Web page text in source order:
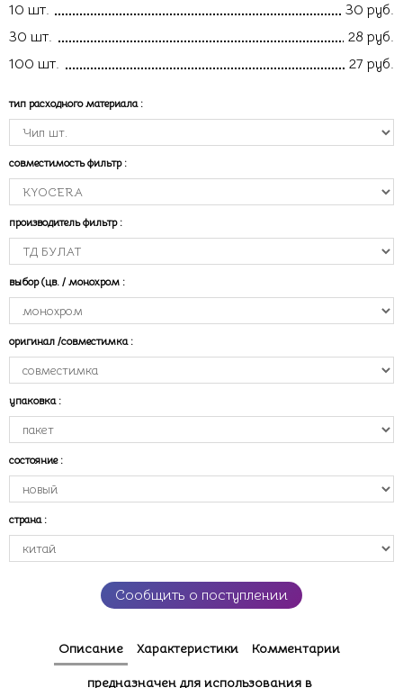
10 шт.
30 руб.
30 шт.
28 руб.
100 шт.
27 руб.
тип расходного материала :
совместимость фильтр :
производитель фильтр :
выбор (цв. / монохром :
оригинал /совместимка :
упаковка :
состояние :
страна :
Сообщить о поступлении
Описание Характеристики Комментарии
предназначен для использования в